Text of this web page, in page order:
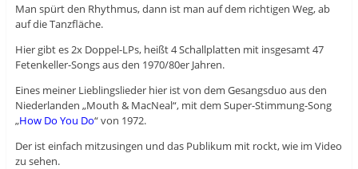
Man spürt den Rhythmus, dann ist man auf dem richtigen Weg, ab
auf die Tanzfläche.
Hier gibt es 2x Doppel-LPs, heißt 4 Schallplatten mit insgesamt 47
Fetenkeller-Songs aus den 1970/80er Jahren.
Eines meiner Lieblingslieder hier ist von dem Gesangsduo aus den
Niederlanden „Mouth & MacNeal“, mit dem Super-Stimmung-Song
„How Do You Do“ von 1972.
Der ist einfach mitzusingen und das Publikum mit rockt, wie im Video
zu sehen.